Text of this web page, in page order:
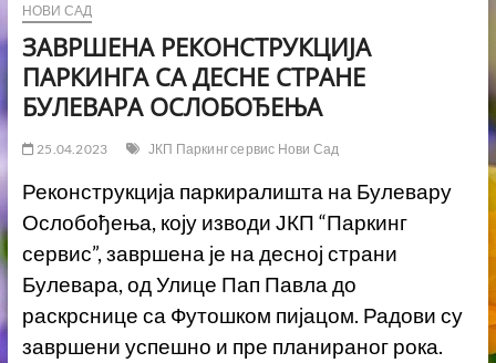
НОВИ САД
ЗАВРШЕНА РЕКОНСТРУКЦИЈА
ПАРКИНГА СА ДЕСНЕ СТРАНЕ
БУЛЕВАРА ОСЛОБОЂЕЊА
25.04.2023 ЈКП Паркинг сервис Нови Сад
Реконструкција паркиралишта на Булевару
Ослобођења, коју изводи ЈКП “Паркинг
сервис”, завршена је на десној страни
Булевара, од Улице Пап Павла до
раскрснице са Футошком пијацом. Радови су
завршени успешно и пре планираног рока.